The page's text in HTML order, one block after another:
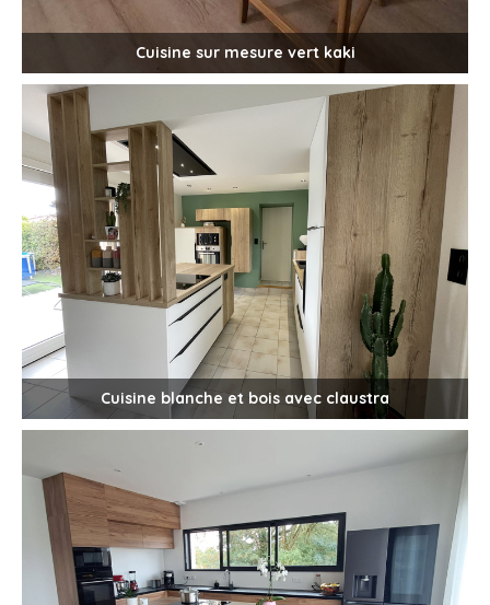
Cuisine sur mesure vert kaki
Cuisine blanche et bois avec claustra